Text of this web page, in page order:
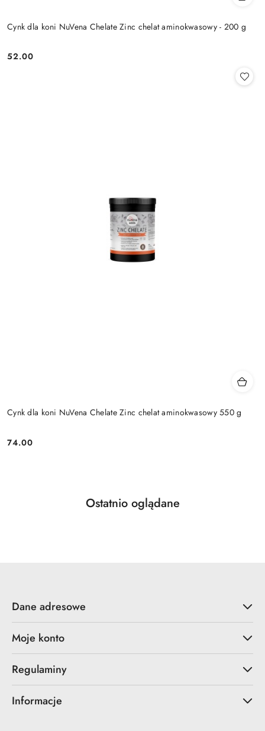
Cynk dla koni NuVena Chelate Zinc chelat aminokwasowy - 200 g
Cena:
52.00
Cynk dla koni NuVena Chelate Zinc chelat aminokwasowy 550 g
Cena:
74.00
Pomiń karuzelę produktów
Produkty
Ostatnio oglądane
Dane adresowe
Moje konto
Regulaminy
Informacje